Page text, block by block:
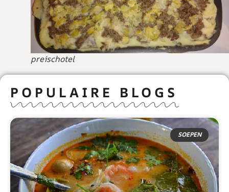
preischotel
POPULAIRE BLOGS
SOEPEN